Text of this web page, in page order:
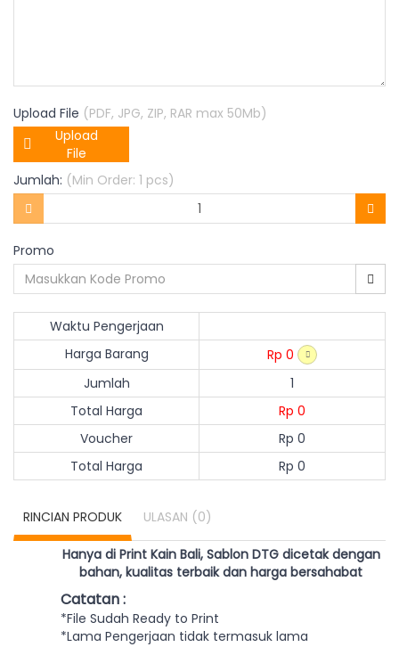
Upload File (PDF, JPG, ZIP, RAR max 50Mb)
Upload
File
Jumlah: (Min Order: 1 pcs)
Promo
Waktu Pengerjaan
Harga Barang
Rp 0
Jumlah
1
Total Harga
Rp 0
Voucher
Rp 0
Total Harga
Rp 0
RINCIAN PRODUK ULASAN (0)
Hanya di Print Kain Bali, Sablon DTG dicetak dengan
bahan, kualitas terbaik dan harga bersahabat
Catatan :
*File Sudah Ready to Print
*Lama Pengerjaan tidak termasuk lama